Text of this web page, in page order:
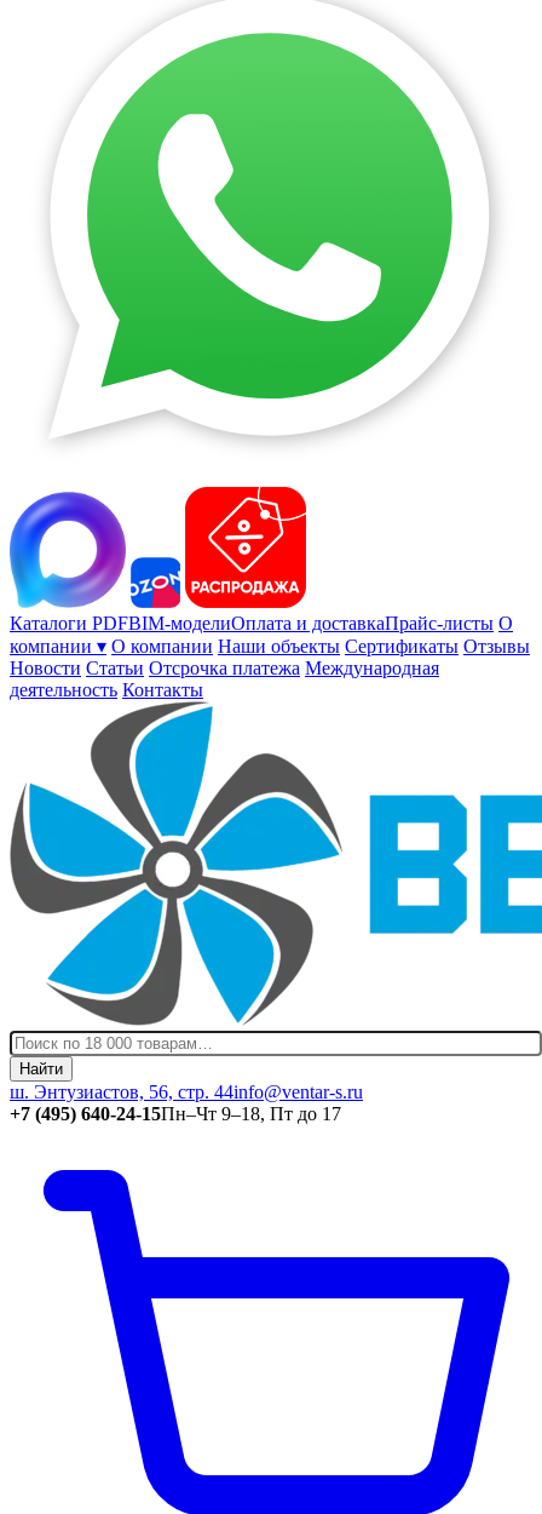
Каталоги PDFBIM-моделиОплата и доставкаПрайс-листы О
компании ▾ О компании Наши объекты Сертификаты Отзывы
Новости Статьи Отсрочка платежа Международная
деятельность Контакты
Найти
ш. Энтузиастов, 56, стр. 44info@ventar-s.ru
+7 (495) 640-24-15Пн–Чт 9–18, Пт до 17